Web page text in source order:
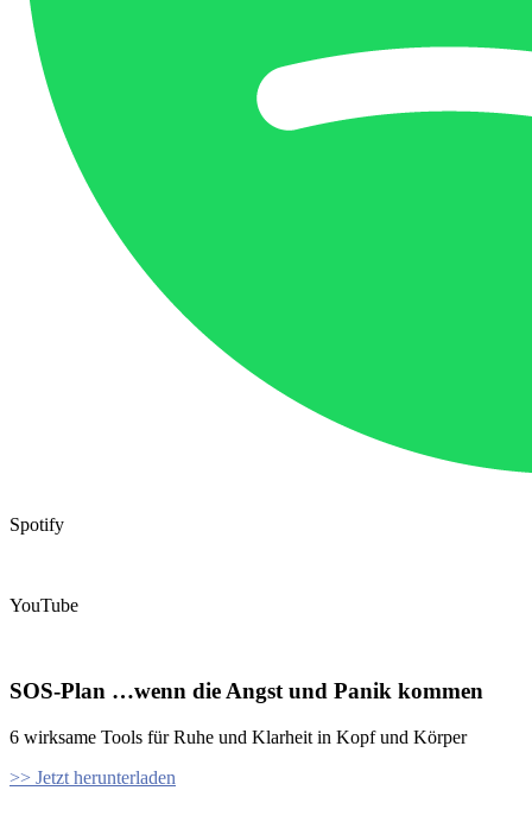
Spotify
YouTube
SOS-Plan …wenn die Angst und Panik kommen
6 wirksame Tools für Ruhe und Klarheit in Kopf und Körper
>> Jetzt herunterladen